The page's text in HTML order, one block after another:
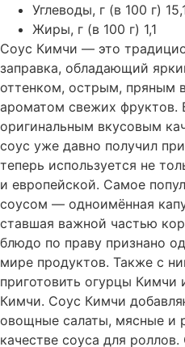
Углеводы, г (в 100 г)
Жиры, г (в 100 г) 1,1
Соус Кимчи — это
заправка, обладающий
оттенком, острым, пряным
ароматом свежих фруктов.
оригинальным вкусовым
соус уже давно получил
теперь используется не
и европейской. Самое
соусом — одноимённая
ставшая важной частью
блюдо по праву признано
мире продуктов. Также с
приготовить огурцы Кимчи
Кимчи. Соус Кимчи
овощные салаты, мясные и
качестве соуса для